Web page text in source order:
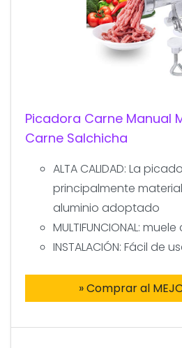
Picadora Carne Manual
Carne Salchicha
ALTA CALIDAD: La
principalmente
aluminio adoptado
MULTIFUNCIONAL:
INSTALACIÓN: Fácil de
» Comprar al